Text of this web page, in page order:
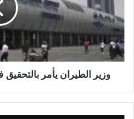
وزير الطيران يأمر